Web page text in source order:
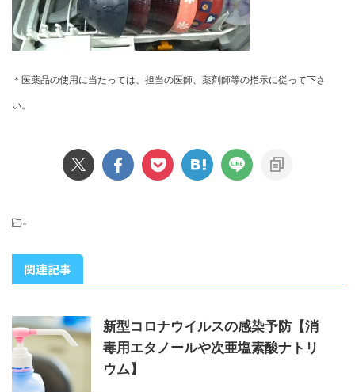
＊医薬品の使用に当たっては、担当の医師、薬剤師等の指示に従って下さ
い。
-
関連記事
新型コロナウイルスの感染予防【消
毒用エタノールや次亜塩素酸ナトリ
ウム】